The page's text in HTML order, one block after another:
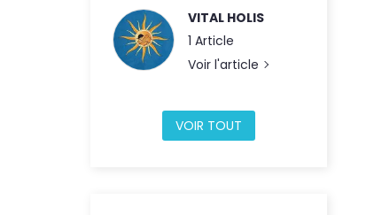
VITAL HOLIS
1 Article
Voir l'article
VOIR TOUT